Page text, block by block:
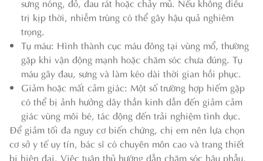
trị kịp thời, nhiễm trùng có thể gây hậu quả nghiêm
trọng.
Tụ máu: Hình thành cục máu đông tại vùng mổ, thường
gặp khi vận động mạnh hoặc chăm sóc chưa đúng. Tụ
máu gây đau, sưng và làm kéo dài thời gian hồi phục.
Giảm hoặc mất cảm giác: Một số trường hợp hiếm gặp
có thể bị ảnh hưởng dây thần kinh dẫn đến giảm cảm
giác vùng môi bé, tác động đến trải nghiệm tình dục.
Để giảm tối đa nguy cơ biến chứng, chị em nên lựa chọn
cơ sở y tế uy tín, bác sĩ có chuyên môn cao và trang thiết
bị hiện đại. Việc tuân thủ hướng dẫn chăm sóc hậu phẫu,